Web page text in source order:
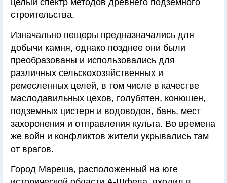
целый спектр методов древнего подземного
строительства.
Изначально пещеры предназначались для
добычи камня, однако позднее они были
преобразованы и использовались для
различных сельскохозяйственных и
ремесленных целей, в том числе в качестве
маслодавильных цехов, голубятен, конюшен,
подземных цистерн и водоводов, бань, мест
захоронения и отправления культа. Во времена
же войн и конфликтов жители укрывались там
от врагов.
Город Мареша, расположенный на юге